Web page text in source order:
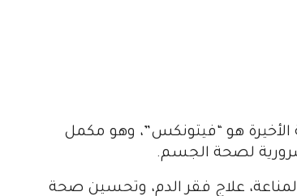
الأخيرة هو “فيتونكس”، وهو مكمل
لصحة الجسم.
علاج فقر الدم، وتحسين صحة